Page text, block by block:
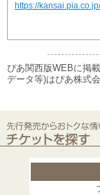
https://
ぴあ関西版WEBに掲
データ等)はぴあ株式